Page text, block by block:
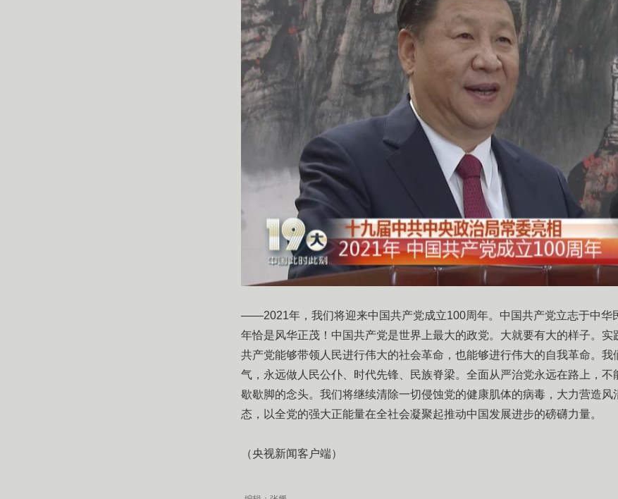
——2021年，我们将迎来中国共产党成立100周年。中国共产党立志于中华
年恰是风华正茂！中国共产党是世界上最大的政党。大就要有大的样子。实
共产党能够带领人民进行伟大的社会革命，也能够进行伟大的自我革命。我
气，永远做人民公仆、时代先锋、民族脊梁。全面从严治党永远在路上，不
歇歇脚的念头。我们将继续清除一切侵蚀党的健康肌体的病毒，大力营造风
态，以全党的强大正能量在全社会凝聚起推动中国发展进步的磅礴力量。
（央视新闻客户端）